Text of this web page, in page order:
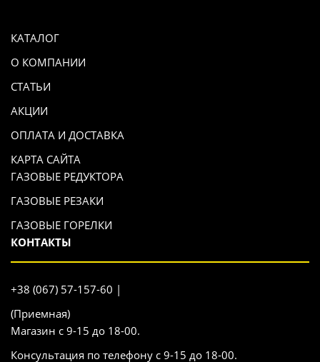
КАТАЛОГ
О КОМПАНИИ
СТАТЬИ
АКЦИИ
ОПЛАТА И ДОСТАВКА
КАРТА САЙТА
ГАЗОВЫЕ РЕДУКТОРА
ГАЗОВЫЕ РЕЗАКИ
ГАЗОВЫЕ ГОРЕЛКИ
КОНТАКТЫ
+38 (067) 57-157-60 |
(Приемная)
Магазин с 9-15 до 18-00.
Консультация по телефону с 9-15 до 18-00.